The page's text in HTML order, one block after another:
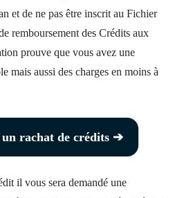
et de ne pas être inscrit au Fichier
remboursement des Crédits aux
prouve que vous avez une
mais aussi des charges en moins à
un rachat de crédits ➔
il vous sera demandé une